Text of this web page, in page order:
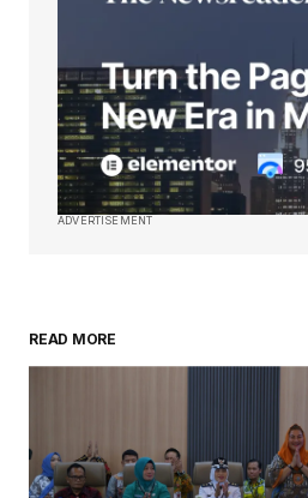
ADVERTISEMENT
READ MORE